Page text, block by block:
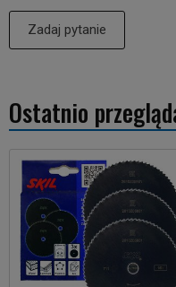
Zadaj pytanie
Ostatnio